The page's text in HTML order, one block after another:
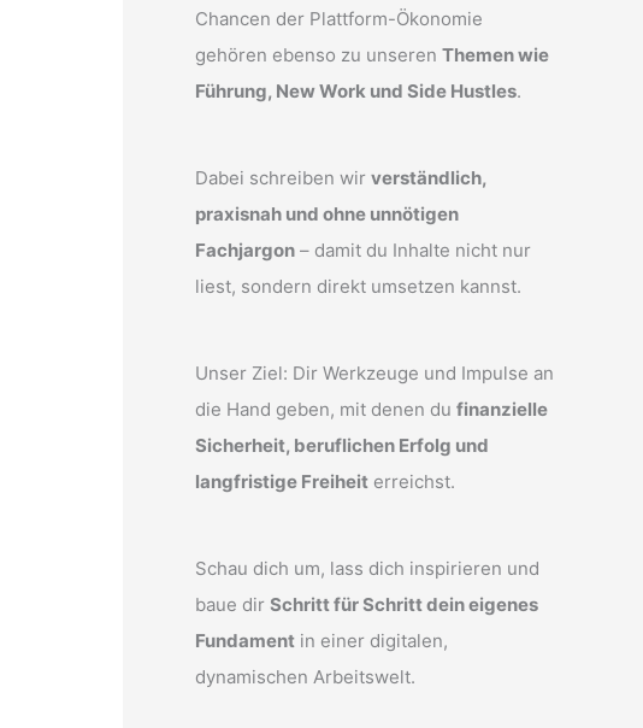
Chancen der Plattform-Ökonomie
gehören ebenso zu unseren Themen wie
Führung, New Work und Side Hustles.
Dabei schreiben wir verständlich,
praxisnah und ohne unnötigen
Fachjargon – damit du Inhalte nicht nur
liest, sondern direkt umsetzen kannst.
Unser Ziel: Dir Werkzeuge und Impulse an
die Hand geben, mit denen du finanzielle
Sicherheit, beruflichen Erfolg und
langfristige Freiheit erreichst.
Schau dich um, lass dich inspirieren und
baue dir Schritt für Schritt dein eigenes
Fundament in einer digitalen,
dynamischen Arbeitswelt.